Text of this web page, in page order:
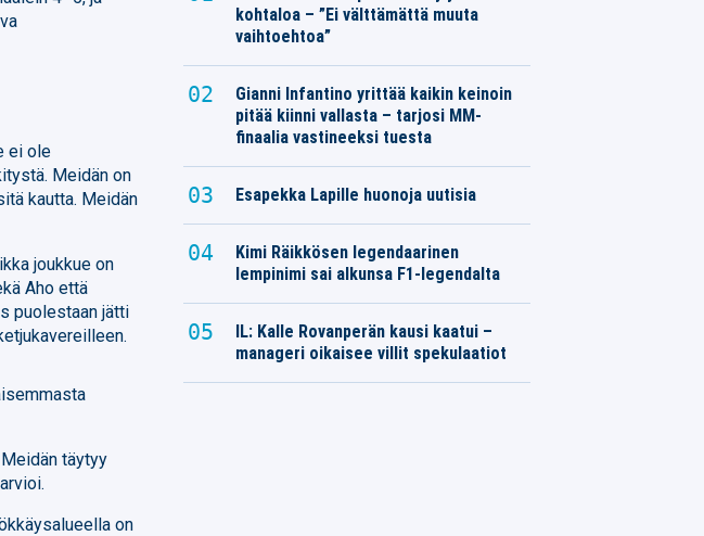
ei ole
Meidän on
kautta. Meidän
joukkue on
Aho että
puolestaan jätti
täytyy
on
kohtaloa – ”Ei välttämättä muuta
vaihtoehtoa”
Gianni Infantino yrittää kaikin keinoin
pitää kiinni vallasta – tarjosi MM-
finaalia vastineeksi tuesta
Esapekka Lapille huonoja uutisia
Kimi Räikkösen legendaarinen
lempinimi sai alkunsa F1-legendalta
IL: Kalle Rovanperän kausi kaatui –
manageri oikaisee villit spekulaatiot